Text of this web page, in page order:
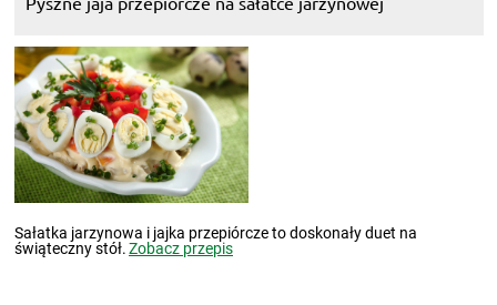
Sałatka jarzynowa i jajka przepiórcze to doskonały duet na
świąteczny stół.Zobacz przepis